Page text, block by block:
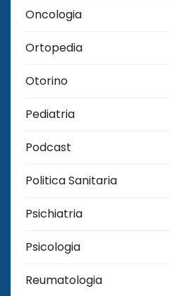
Oncologia
Ortopedia
Otorino
Pediatria
Podcast
Politica Sanitaria
Psichiatria
Psicologia
Reumatologia